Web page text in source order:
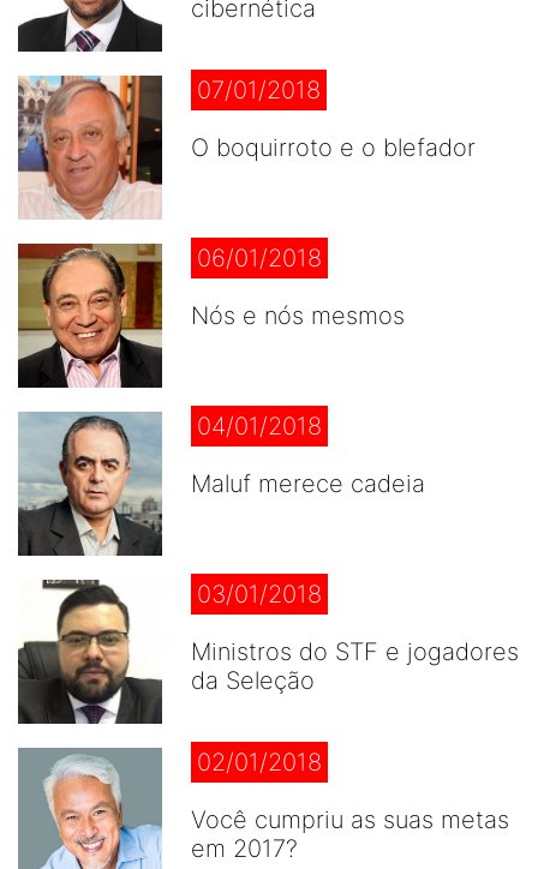
cibernética
07/01/2018
O boquirroto e o blefador
06/01/2018
Nós e nós mesmos
04/01/2018
Maluf merece cadeia
03/01/2018
Ministros do STF e jogadores
da Seleção
02/01/2018
Você cumpriu as suas metas
em 2017?